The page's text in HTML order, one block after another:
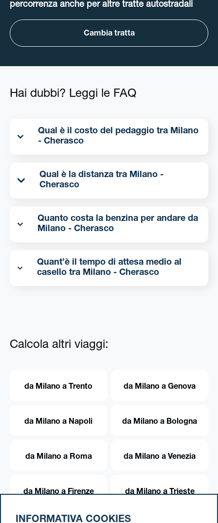
percorrenza anche per altre tratte autostradali
Cambia tratta
Hai dubbi? Leggi le FAQ
Qual è il costo del pedaggio tra Milano
- Cherasco
Qual è la distanza tra Milano -
Cherasco
Quanto costa la benzina per andare da
Milano - Cherasco
Quant’è il tempo di attesa medio al
casello tra Milano - Cherasco
Calcola altri viaggi:
da Milano a Trento da Milano a Genova
da Milano a Napoli da Milano a Bologna
da Milano a Roma da Milano a Venezia
da Milano a Firenze da Milano a Trieste
INFORMATIVA COOKIES